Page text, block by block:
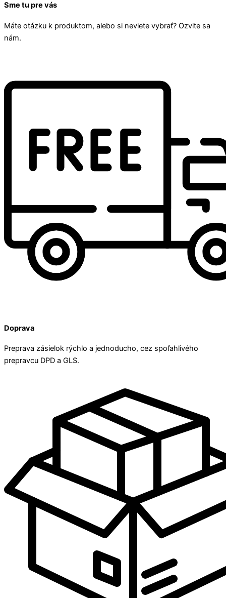
Sme tu pre vás
Máte otázku k produktom, alebo si neviete vybrať? Ozvite sa
nám.
Doprava
Preprava zásielok rýchlo a jednoducho, cez spoľahlivého
prepravcu DPD a GLS.